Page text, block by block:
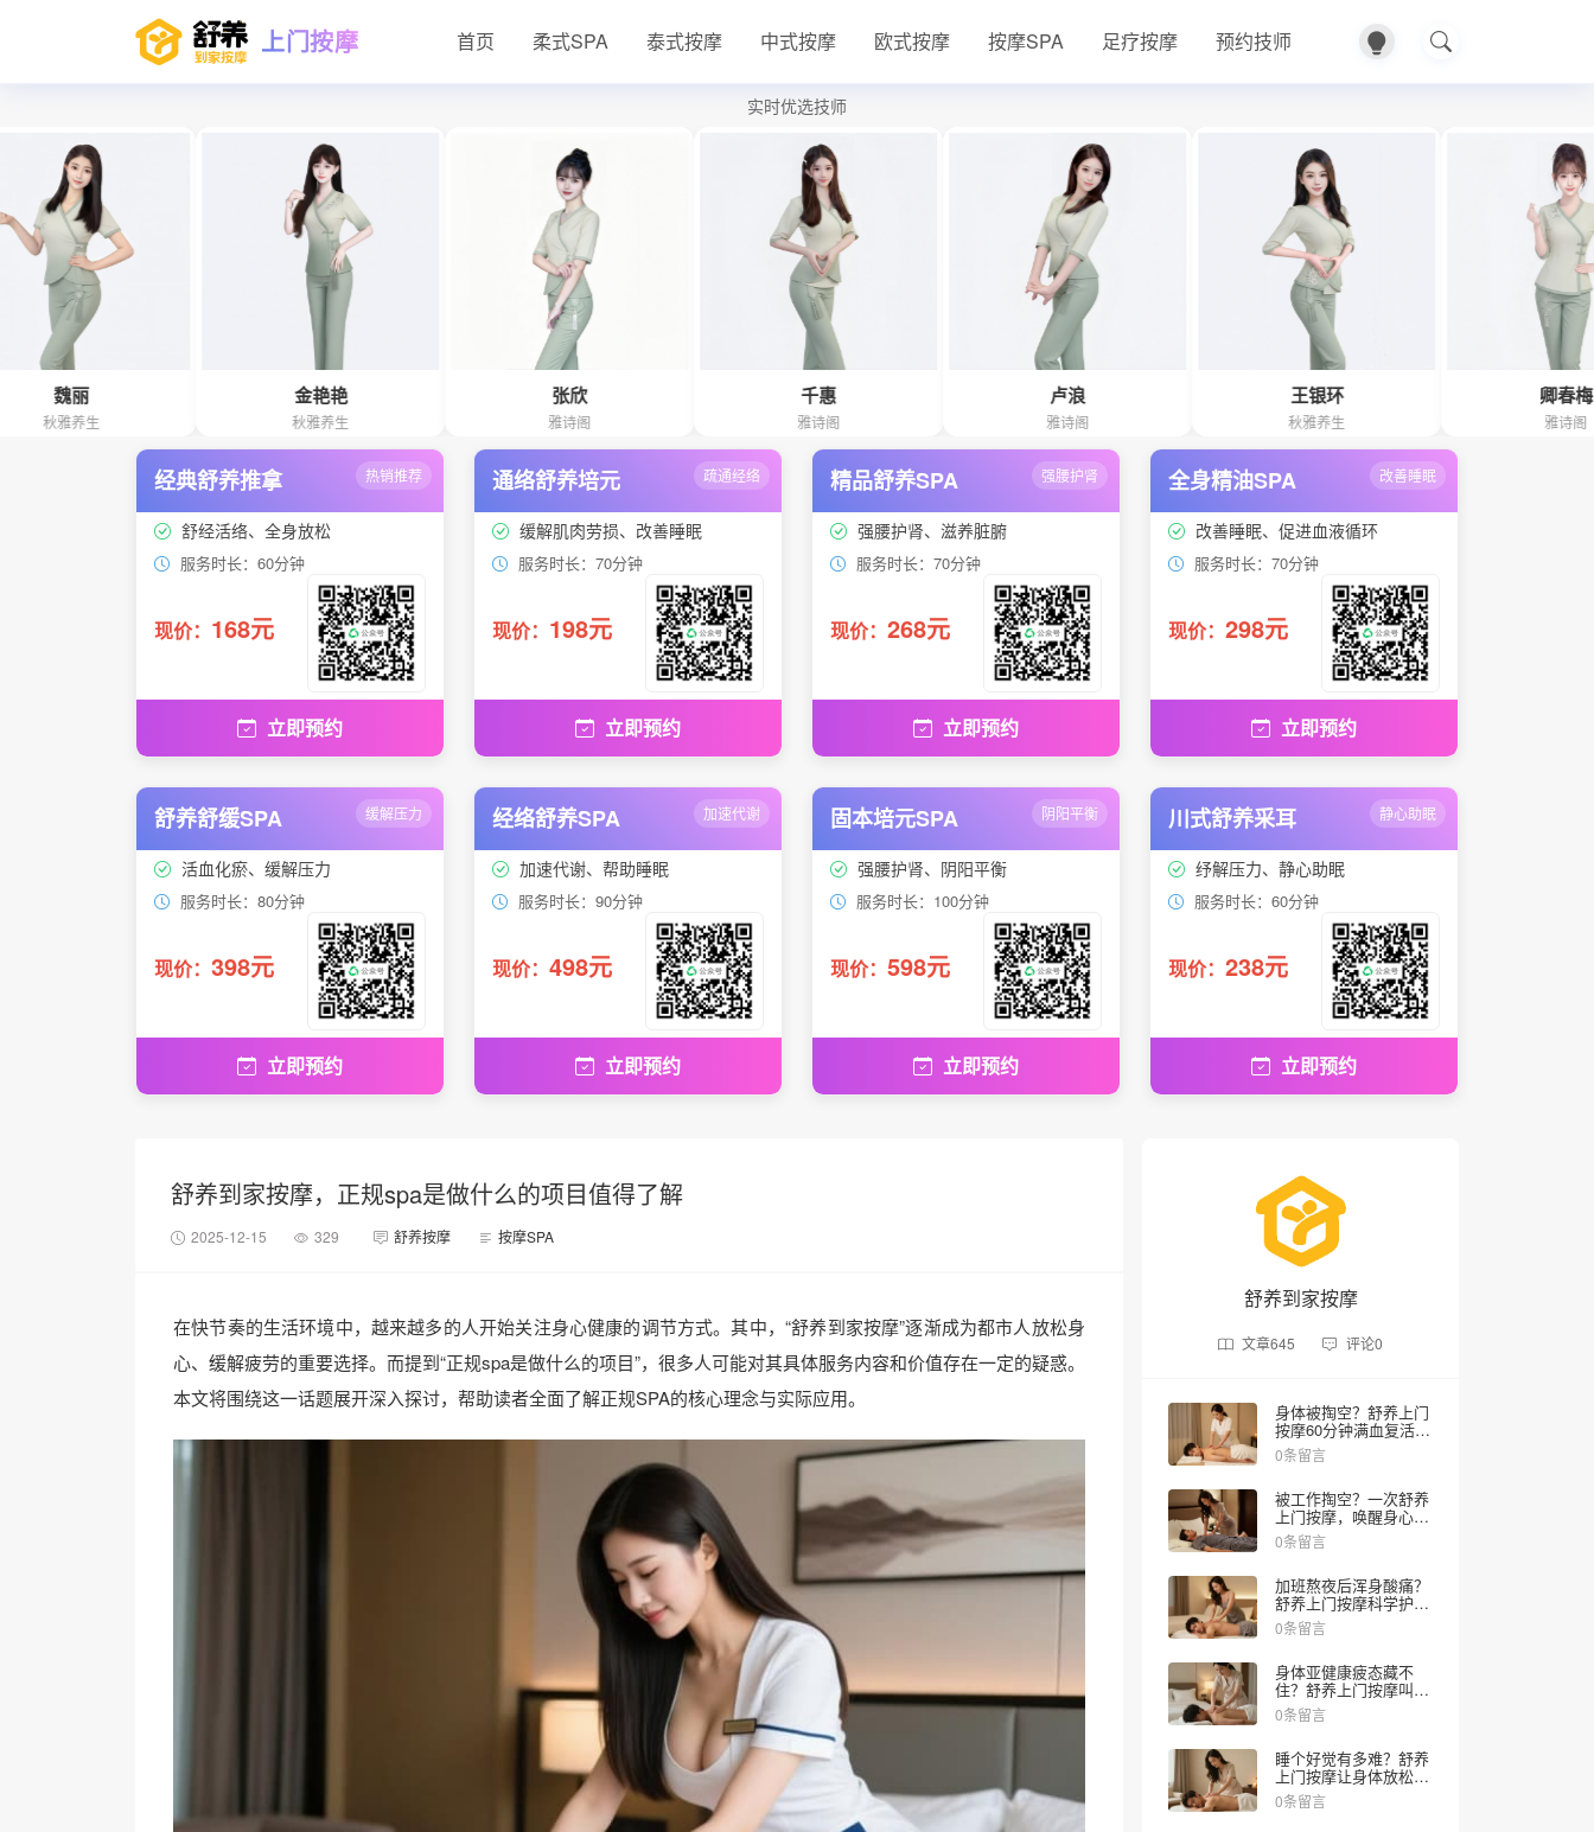
上门按摩 首页 柔式SPA 泰式按摩 中式按摩 欧式按摩 按摩SPA 足疗按摩 预约技师
实时优选技师
经典舒养推拿 热销推荐
舒经活络、全身放松
服务时长：60分钟
现价： 168元
立即预约
通络舒养培元 疏通经络
缓解肌肉劳损、改善睡眠
服务时长：70分钟
现价： 198元
立即预约
精品舒养SPA 强腰护肾
强腰护肾、滋养脏腑
服务时长：70分钟
现价： 268元
立即预约
全身精油SPA 改善睡眠
改善睡眠、促进血液循环
服务时长：70分钟
现价： 298元
立即预约
舒养舒缓SPA 缓解压力
活血化瘀、缓解压力
服务时长：80分钟
现价： 398元
立即预约
经络舒养SPA 加速代谢
加速代谢、帮助睡眠
服务时长：90分钟
现价： 498元
立即预约
固本培元SPA 阴阳平衡
强腰护肾、阴阳平衡
服务时长：100分钟
现价： 598元
立即预约
川式舒养采耳 静心助眠
纾解压力、静心助眠
服务时长：60分钟
现价： 238元
立即预约
舒养到家按摩，正规spa是做什么的项目值得了解
2025-12-15 329 舒养按摩 按摩SPA
在快节奏的生活环境中，越来越多的人开始关注身心健康的调节方式。其中，“舒养到家按摩”逐渐成为都市人放松身
心、缓解疲劳的重要选择。而提到“正规spa是做什么的项目”，很多人可能对其具体服务内容和价值存在一定的疑惑。
本文将围绕这一话题展开深入探讨，帮助读者全面了解正规SPA的核心理念与实际应用。
舒养到家按摩
文章645 评论0
身体被掏空？舒养上门
按摩60分钟满血复活，
全国60000技师随叫随
到
0条留言
被工作掏空？一次舒养
上门按摩，唤醒身心释
放的快乐体验
0条留言
加班熬夜后浑身酸痛？
舒养上门按摩科学护理
来解乏，同城30分钟上
门推拿
0条留言
身体亚健康疲态藏不
住？舒养上门按摩叫个
技师30分钟到家
0条留言
睡个好觉有多难？舒养
上门按摩让身体放松睡
眠更舒服
0条留言